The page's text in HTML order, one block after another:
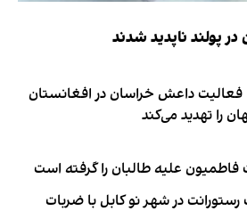
پولند ناپدید شدند
داعش خراسان در افغانستان
را تهدید می‌کند
فاطمیون علیه طالبان را گرفته است
رستورانت در شهر نو کابل با ضربات